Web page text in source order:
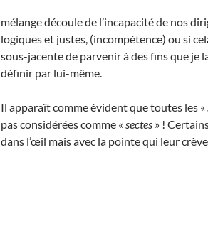
mélange découle de l’incapacité de nos
logiques et justes, (incompétence) ou si
sous-jacente de parvenir à des fins que je
définir par lui-même.
Il apparaît comme évident que toutes les «
pas considérées comme « sectes » !
dans l’œil mais avec la pointe qui leur